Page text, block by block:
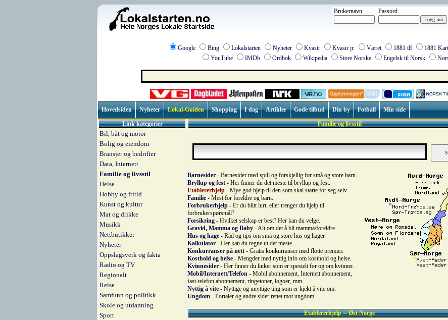
Brukernavn Passord
Google Bing Lokalstarten Nyheter Kvasir Kvasir jr. Været 1881 tlf 1881 Kart
YouTube
IMDb Ordbok Wikipedia Store Norske Engelsk til Norsk
Hovedsiden Nyheter Lokal-Guiden Shopping I dag Artikler Gode tilbud Din by Fotball Min side
Link kategorier
Bil, båt og motor
Bolig og eiendom
Bransjer og bedrifter
Data, Internett
Familie og livsstil
Helse
Hobby og fritid
Kunst og kultur
Mat og drikke
Musikk
Nettbutikker
Nyheter
Oppslagsverk og fakta
Radio og TV
Regionalt
Reise
Samfunn og politikk
Skole og utdanning
Sport
Familie og livsstil
Barnesider - Barnesider med spill og forskjellig for små og store barn.
Bryllup og fest - Her finner du det meste til bryllup og fest.
Etablererhjelp - Mye god hjelp til den som skal starte for seg selv.
Familie - Mest for foreldre og barn.
Forbrukerhjelp - Er du blitt lurt, eller trenger du hjelp til
forbrukerspørsmål?
Forsikring - Hvilket selskap er best? Her kan du velge.
Gravid, Mamma og Baby - Alt om det å bli mamma/foreldre.
Hus og hage - Råd og tips om små og store hus og hager.
Kalkulator - Her kan du regne ut det meste.
Konkurranser på nett - Gratis konkurranser med flotte premier.
Kosthold og helse - Mengder med nyttig info om kosthold og helse.
Kvinnesider - Her finner du linker som er spesielt for og om kvinner.
Mobil/Internett/Telefon - Mobil abonnement, Internett abonnement,
fast-telefon abonnement, ringetoner, logoer, mm.
Nyttig å vite - Nyttige og unyttige ting som er kjekt å vite om.
Ungdom - Portaler og andre sider rettet mot ungdom
Etablererhjelp -- Øst Norge